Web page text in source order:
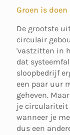
Groen is doen
De grootste
circulair
'vastzitten in
dat
sloopbedrijf
een paar uur
geheven.
je circulariteit
wanneer je
dus een